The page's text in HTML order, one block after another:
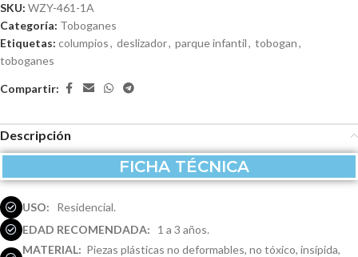
SKU: WZY-461-1A
Categoría: Toboganes
Etiquetas: columpios, deslizador, parque infantil, tobogan,
toboganes
Compartir:
Descripción
FICHA TÉCNICA
USO: Residencial.
EDAD RECOMENDADA: 1 a 3 años.
MATERIAL: Piezas plásticas no deformables, no tóxico, insípida,